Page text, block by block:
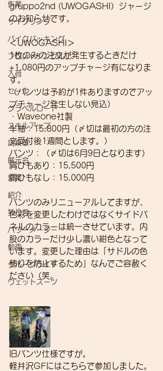
作業
サイクリング
バイクパッキング
フロントシングル化
入荷
セール
グラベルロード
スキルアップ
試乗車
展示会
営業
紹介
独り言
パワーメーター
動画
グループライド
ウェットスーツ
gruppo2nd (UWOGASHI）ジャージ
のお知らせです。
＜UWOGASHI＞
1枚のみの注文が発生するときだけ
+1,080円のアップチャージ有になりま
す。
（パンツは予約が1件ありますのでアッ
プチャージ発生しない見込）
・Waveone社製
半袖：15,800円（〆切は最初の方の注
文受付後1週間とします。）
パンツ：（〆切は6月9日となります）
肩ひもあり：15,500円
肩ひもなし：15,000円
パンツのみリニューアルしてますが、
色彩を変更したわけではなくサイドパ
ネルのカラーは統一させています。内
股のカラーだけ少し濃い紺色となって
います。変更した理由は「サドルの色
移りを防止するため」なんでご容赦く
ださい（笑。
旧パンツ仕様ですが。
軽井沢GFにはこちらで参加しました。